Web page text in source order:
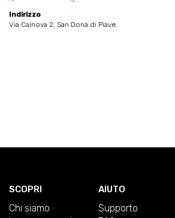
Indirizzo
Via Calnova 2, San Donà di Piave
SCOPRI
Chi siamo
AIUTO
Supporto